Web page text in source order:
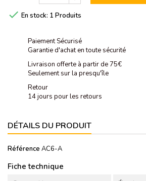
 En stock: 1 Produits
Paiement Sécurisé
Garantie d'achat en toute sécurité
Livraison offerte à partir de 75€
Seulement sur la presqu'île
Retour
14 jours pour les retours
DÉTAILS DU PRODUIT
Référence AC6-A
Fiche technique